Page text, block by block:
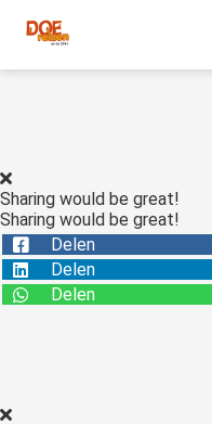
Sharing would be great!
Sharing would be great!
Delen
Delen
Delen